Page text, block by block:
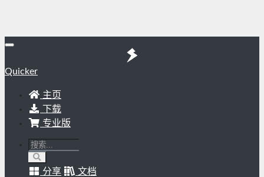
Quicker
主页
下载
专业版
分享
文档